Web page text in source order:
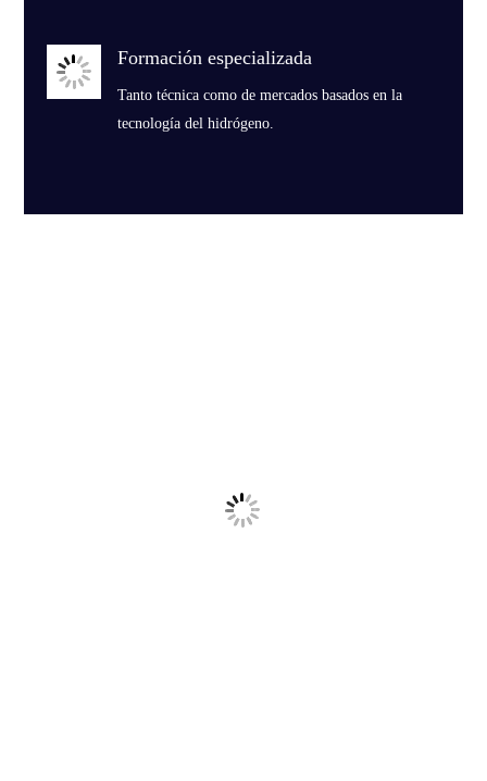
Formación especializada
Tanto técnica como de mercados basados en la
tecnología del hidrógeno.